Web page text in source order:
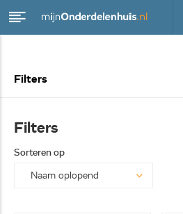
Filters
Filters
Sorteren op